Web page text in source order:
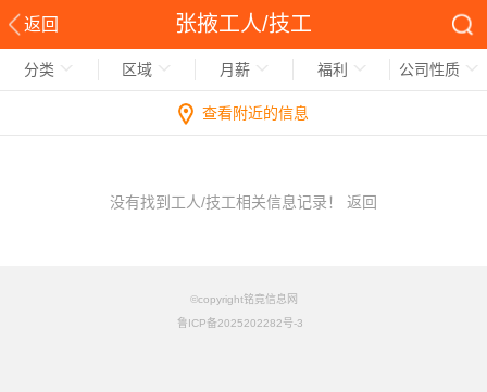
返回 张掖工人/技工
分类 区域 月薪 福利 公司性质
查看附近的信息
没有找到工人/技工相关信息记录！ 返回
©copyright铭竟信息网
鲁ICP备2025202282号-3